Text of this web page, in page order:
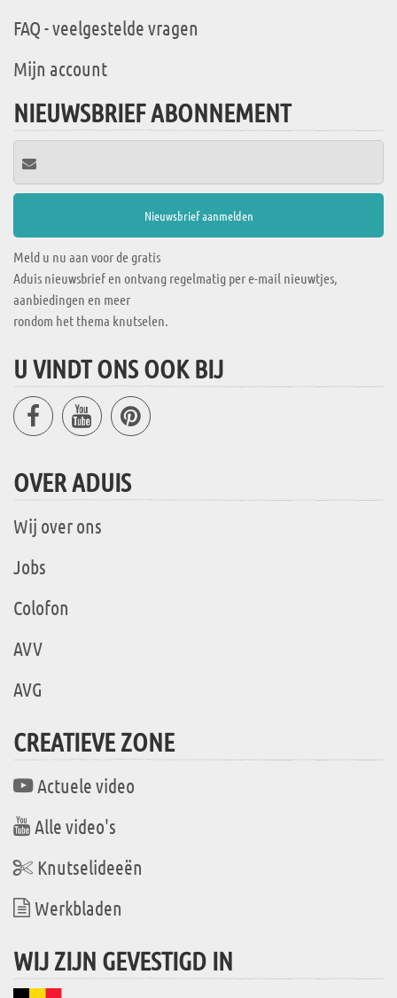
FAQ - veelgestelde vragen
Mijn account
NIEUWSBRIEF ABONNEMENT
Meld u nu aan voor de gratis
Aduis nieuwsbrief en ontvang regelmatig per e-mail nieuwtjes,
aanbiedingen en meer
rondom het thema knutselen.
U VINDT ONS OOK BIJ
OVER ADUIS
Wij over ons
Jobs
Colofon
AVV
AVG
CREATIEVE ZONE
Actuele video
Alle video's
Knutselideeën
Werkbladen
WIJ ZIJN GEVESTIGD IN